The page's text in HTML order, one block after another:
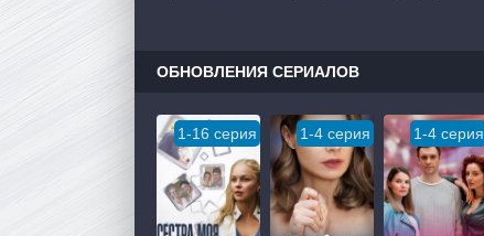
ОБНОВЛЕНИЯ СЕРИАЛОВ
1-16 серия 1-4 серия 1-4 серия